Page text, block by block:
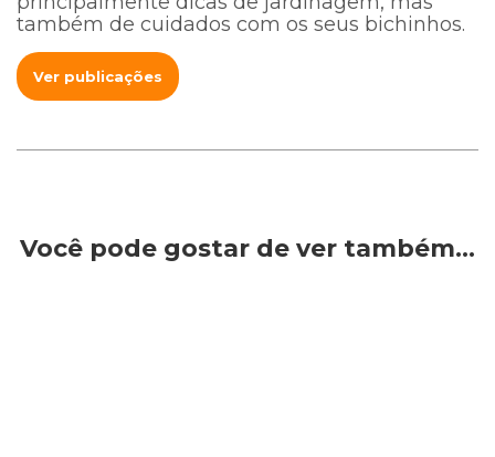
também de cuidados com os seus bichinhos.
Ver publicações
Você pode gostar de ver também…